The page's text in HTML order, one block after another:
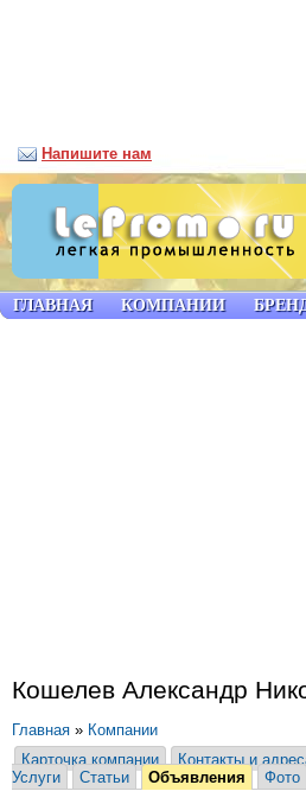
Кошелев Александр
Главная » Компании
Карточка компании
Контакты и
Услуги
Статьи Объявления Фото
ГЛАВНАЯ КОМПАНИИ
Напишите нам